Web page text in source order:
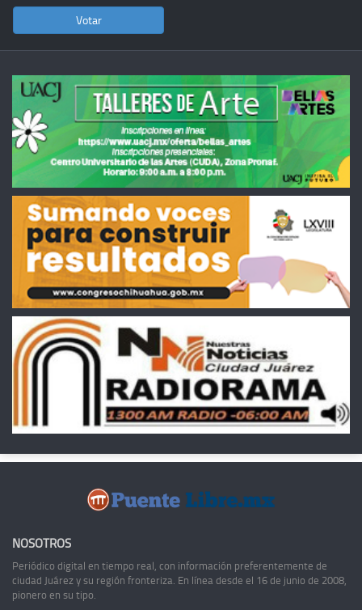
NOSOTROS
Periódico digital en tiempo real, con información preferentemente de
ciudad Juárez y su región fronteriza. En línea desde el 16 de junio de 2008,
pionero en su tipo.